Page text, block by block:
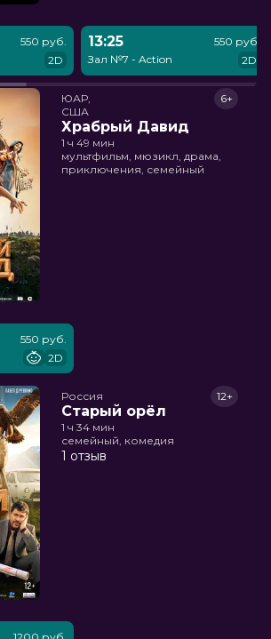
550 руб.
2D
13:25
Зал №7 - Action
550 руб.
2D
ЮАР,
США
Храбрый Давид
6+
1 ч 49 мин
мультфильм, мюзикл, драма,
приключения, семейный
550 руб.
2D
Россия
Старый орёл
12+
1 ч 34 мин
семейный, комедия
1 отзыв
1200 руб.